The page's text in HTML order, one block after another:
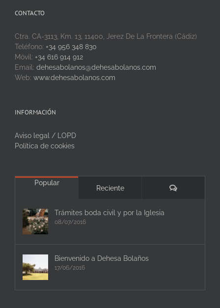
CONTACTO
Ctra. CA-3113, Km. 13, 11400, Jerez De La Frontera (Cádiz)
Teléfono: +34 956 348 830
Móvil: +34 616 914 912
Email: dehesabolanos@dehesabolanos.com
Web: www.dehesabolanos.com
INFORMACIÓN
Aviso legal / LOPD
Política de cookies
Popular
Reciente Comentarios
Trámites boda civil y por la Iglesia
08/07/2016
Bienvenido a Dehesa Bolaños
17/06/2016